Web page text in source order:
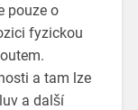
pouze o
fyzickou
a tam lze
a další